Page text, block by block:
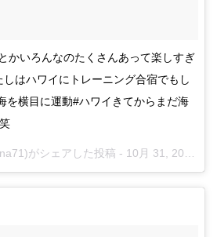
かいろんなのたくさんあって楽しすぎ
しはハワイにトレーニング合宿でもし
を横目に運動#ハワイきてからまだ海
がシェアした投稿 - 10月 31, 2016 at 10:30午後 PDT